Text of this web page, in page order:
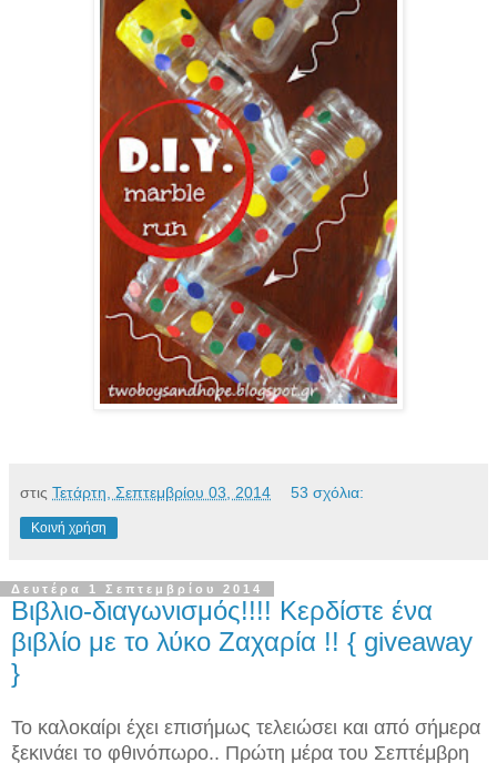
στις Τετάρτη, Σεπτεμβρίου 03, 2014 53 σχόλια:
Κοινή χρήση
Δευτέρα 1 Σεπτεμβρίου 2014
Βιβλιο-διαγωνισμός!!!! Κερδίστε ένα
βιβλίο με το λύκο Ζαχαρία !! { giveaway
}
Το καλοκαίρι έχει επισήμως τελειώσει και από σήμερα
ξεκινάει το φθινόπωρο.. Πρώτη μέρα του Σεπτέμβρη